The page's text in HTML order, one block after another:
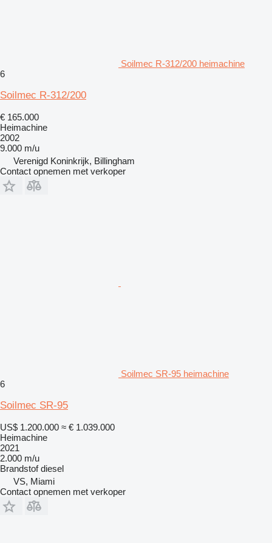
Soilmec R-312/200 heimachine
6
Soilmec R-312/200
€ 165.000
Heimachine
2002
9.000 m/u
Verenigd Koninkrijk, Billingham
Contact opnemen met verkoper
Soilmec SR-95 heimachine
6
Soilmec SR-95
US$ 1.200.000 ≈ € 1.039.000
Heimachine
2021
2.000 m/u
Brandstof diesel
VS, Miami
Contact opnemen met verkoper